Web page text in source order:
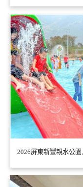
2026屏東新豐親水公